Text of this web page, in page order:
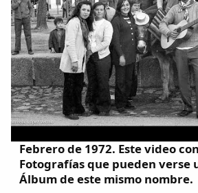
Febrero de 1972. Este video
Fotografías que pueden verse
Álbum de este mismo nombre.
Comparte
Compartir en
Compartir en
Copiar enlace